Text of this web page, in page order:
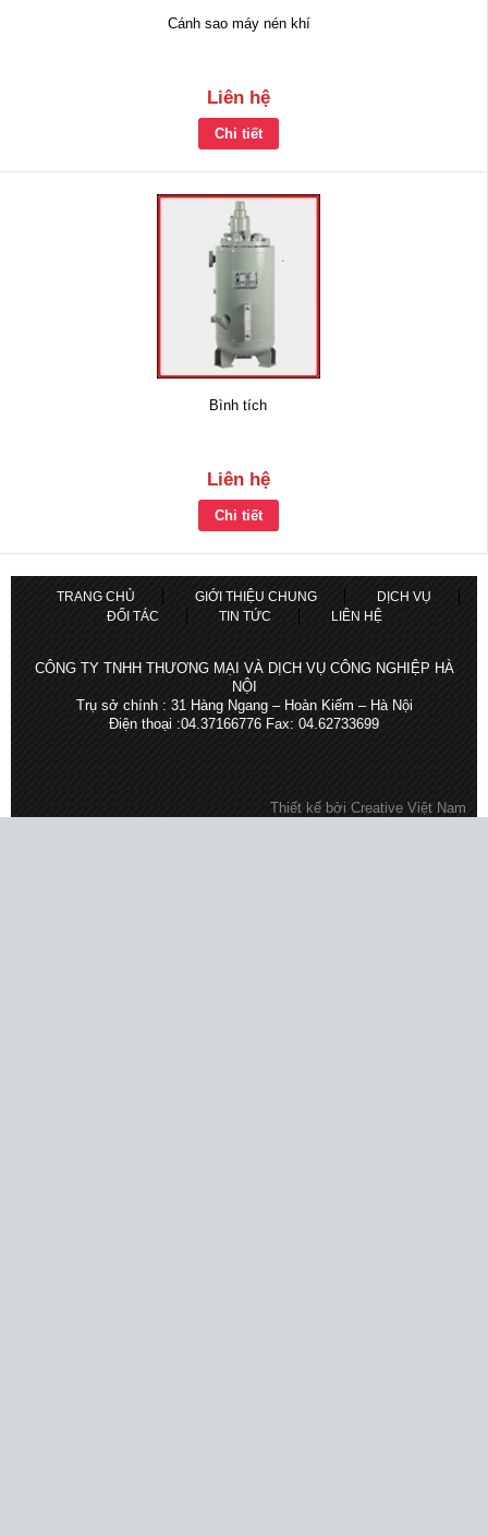
Cánh sao máy nén khí
Liên hệ
Chi tiết
Bình tích
Liên hệ
Chi tiết
TRANG CHỦ GIỚI THIỆU CHUNG
DỊCH VỤ
ĐỐI TÁC
TIN TỨC LIÊN HỆ
CÔNG TY TNHH THƯƠNG MẠI VÀ DỊCH VỤ CÔNG NGHIỆP HÀ
NỘI
Trụ sở chính : 31 Hàng Ngang – Hoàn Kiếm – Hà Nội
Điện thoại :04.37166776 Fax: 04.62733699
Thiết kế bởi Creative Việt Nam